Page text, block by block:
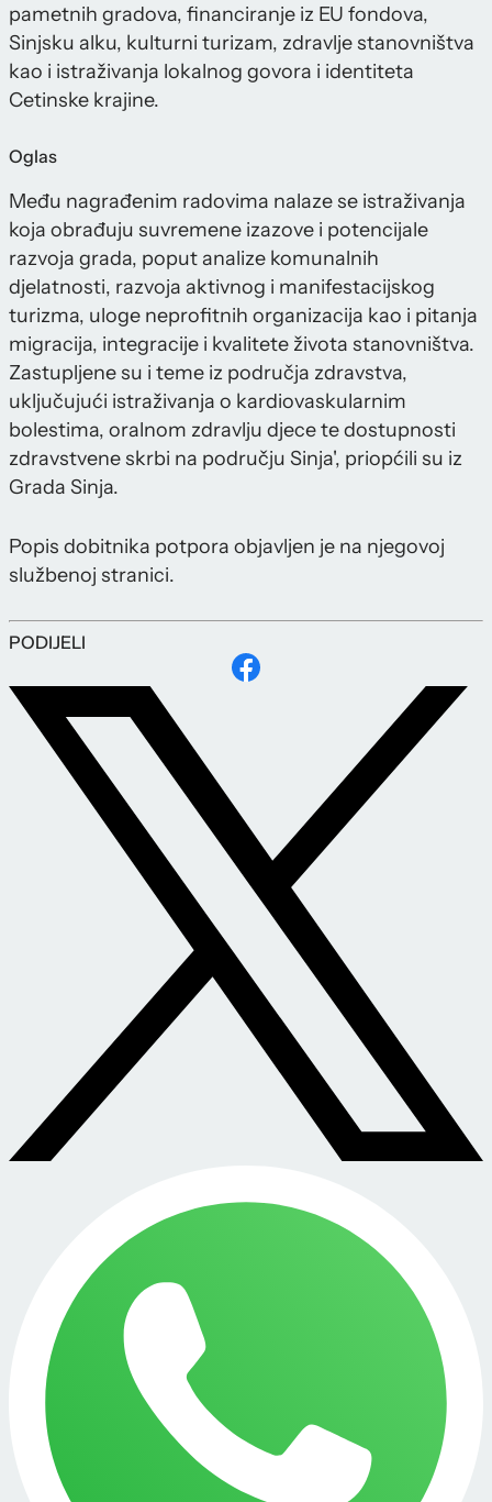
pametnih gradova, financiranje iz EU fondova,
Sinjsku alku, kulturni turizam, zdravlje stanovništva
kao i istraživanja lokalnog govora i identiteta
Cetinske krajine.
Oglas
Među nagrađenim radovima nalaze se istraživanja
koja obrađuju suvremene izazove i potencijale
razvoja grada, poput analize komunalnih
djelatnosti, razvoja aktivnog i manifestacijskog
turizma, uloge neprofitnih organizacija kao i pitanja
migracija, integracije i kvalitete života stanovništva.
Zastupljene su i teme iz područja zdravstva,
uključujući istraživanja o kardiovaskularnim
bolestima, oralnom zdravlju djece te dostupnosti
zdravstvene skrbi na području Sinja', priopćili su iz
Grada Sinja.
Popis dobitnika potpora objavljen je na njegovoj
službenoj stranici.
PODIJELI